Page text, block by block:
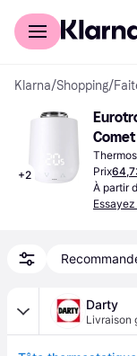
Acheter avec Klarna
Klarna/Shopping/
+2
Prix
À partir
Darty
Livraison